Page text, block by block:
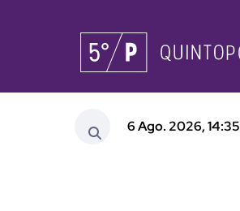
6 Ago. 2026, 14:35